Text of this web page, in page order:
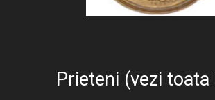
Prieteni (vezi toata